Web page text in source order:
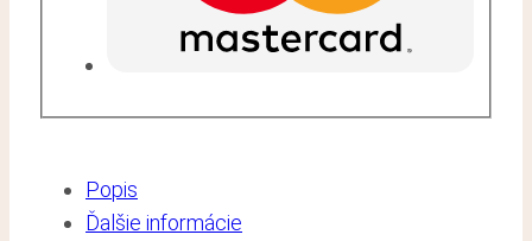
Popis
Ďalšie informácie